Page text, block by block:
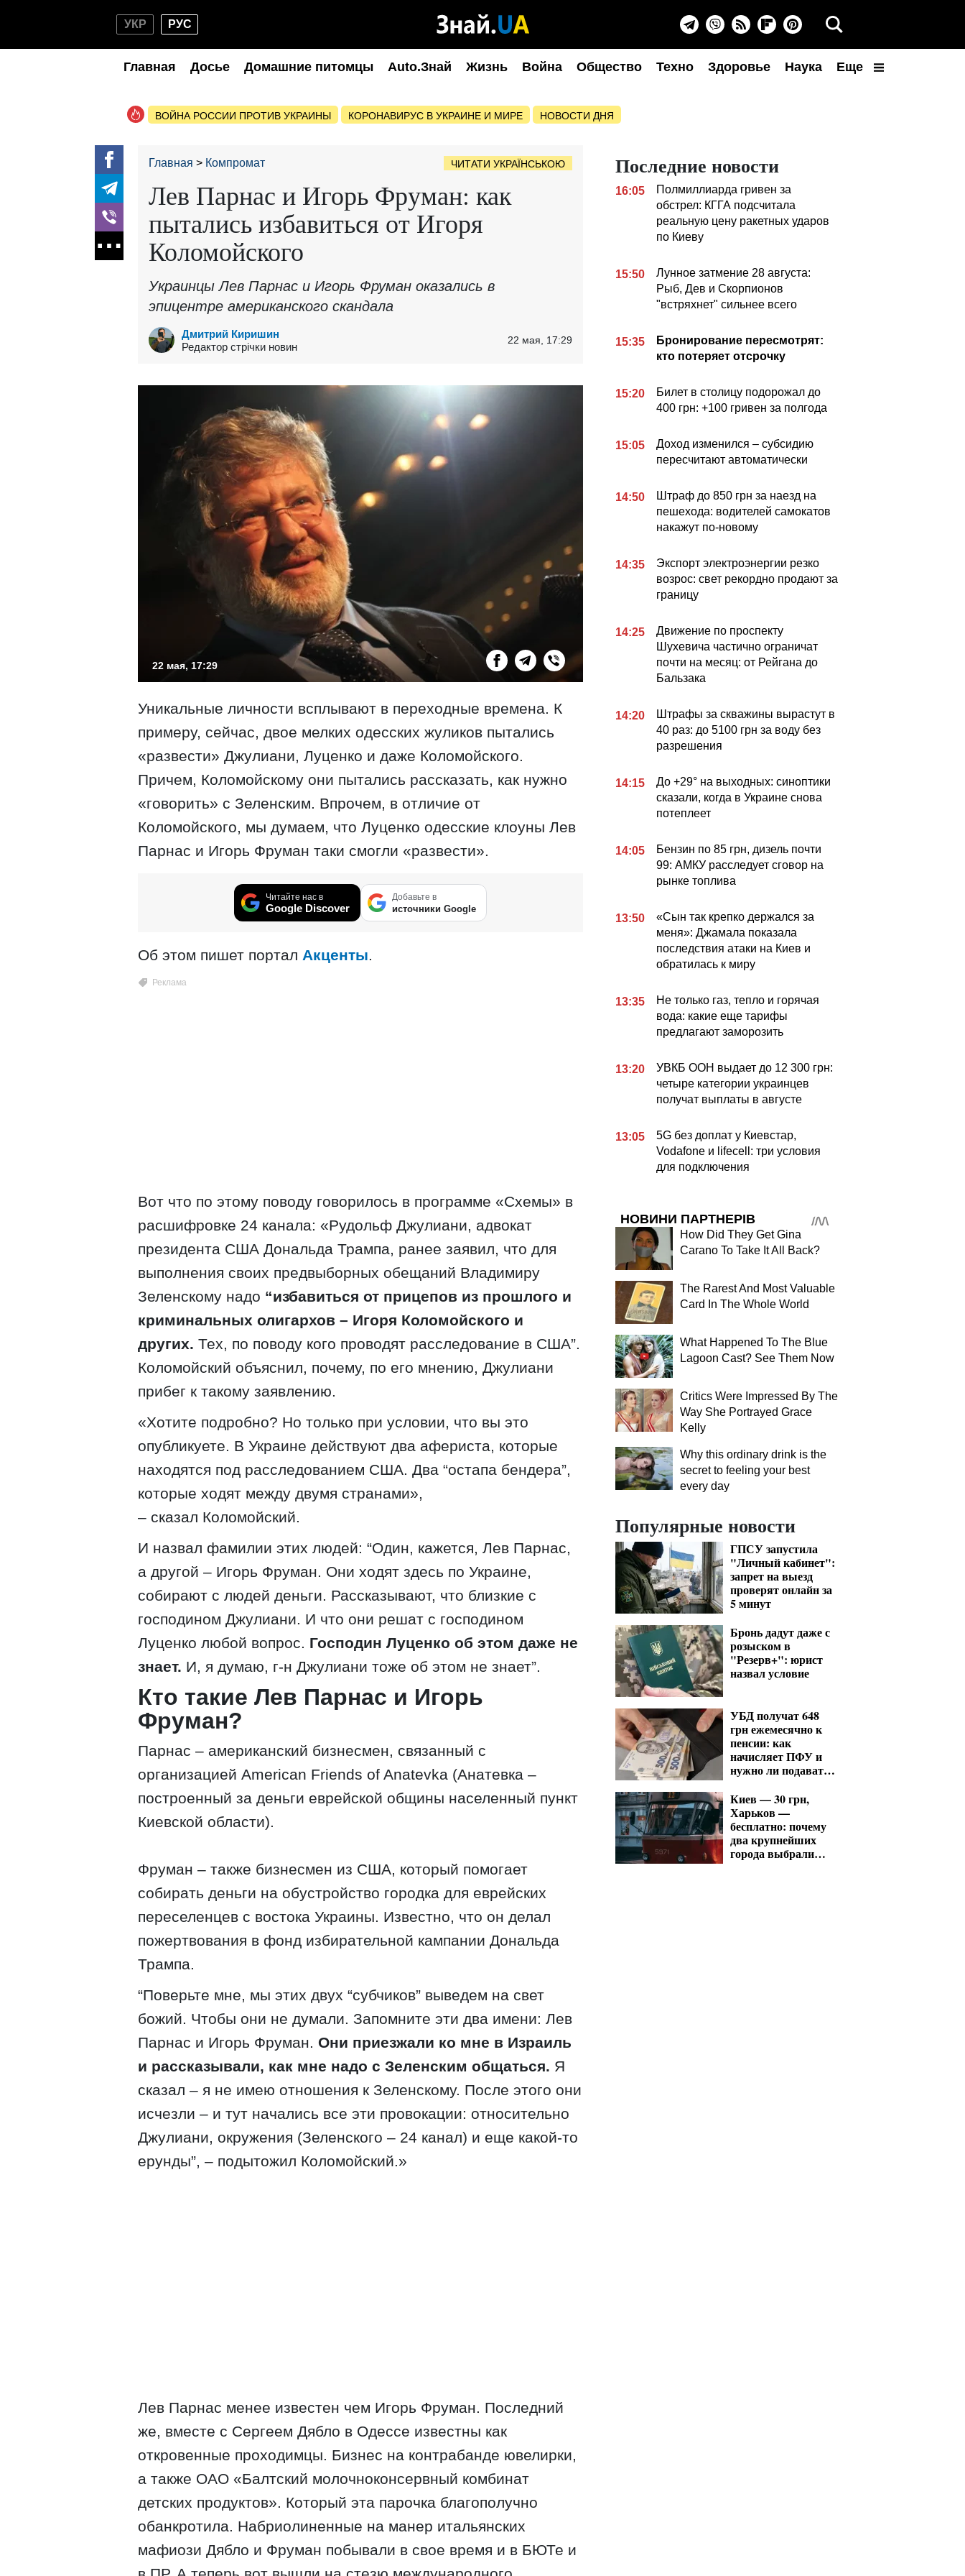
УКР РУС
Главная Досье Домашние питомцы Auto.Знай Жизнь Война Общество Техно Здоровье Наука Еще
ВОЙНА РОССИИ ПРОТИВ УКРАИНЫ КОРОНАВИРУС В УКРАИНЕ И МИРЕ НОВОСТИ ДНЯ
Главная Компромат ЧИТАТИ УКРАЇНСЬКОЮ
Лев Парнас и Игорь Фруман: как
пытались избавиться от Игоря
Коломойского
Украинцы Лев Парнас и Игорь Фруман оказались в
эпицентре американского скандала
Дмитрий Киришин
Редактор стрічки новин
22 мая, 17:29
22 мая, 17:29
Уникальные личности всплывают в переходные времена. К
примеру, сейчас, двое мелких одесских жуликов пытались
«развести» Джулиани, Луценко и даже Коломойского.
Причем, Коломойскому они пытались рассказать, как нужно
«говорить» с Зеленским. Впрочем, в отличие от
Коломойского, мы думаем, что Луценко одесские клоуны Лев
Парнас и Игорь Фруман таки смогли «развести».
Читайте нас в
Google Discover
Добавьте в
источники Google
Об этом пишет портал Акценты.
Вот что по этому поводу говорилось в программе «Схемы» в
расшифровке 24 канала: «Рудольф Джулиани, адвокат
президента США Дональда Трампа, ранее заявил, что для
выполнения своих предвыборных обещаний Владимиру
Зеленскому надо “избавиться от прицепов из прошлого и
криминальных олигархов – Игоря Коломойского и
других. Тех, по поводу кого проводят расследование в США”.
Коломойский объяснил, почему, по его мнению, Джулиани
прибег к такому заявлению.
«Хотите подробно? Но только при условии, что вы это
опубликуете. В Украине действуют два афериста, которые
находятся под расследованием США. Два “остапа бендера”,
которые ходят между двумя странами»,
– сказал Коломойский.
И назвал фамилии этих людей: “Один, кажется, Лев Парнас,
а другой – Игорь Фруман. Они ходят здесь по Украине,
собирают с людей деньги. Рассказывают, что близкие с
господином Джулиани. И что они решат с господином
Луценко любой вопрос. Господин Луценко об этом даже не
знает. И, я думаю, г-н Джулиани тоже об этом не знает”.
Кто такие Лев Парнас и Игорь
Фруман?
Парнас – американский бизнесмен, связанный с
организацией American Friends of Anatevka (Анатевка –
построенный за деньги еврейской общины населенный пункт
Киевской области).
Фруман – также бизнесмен из США, который помогает
собирать деньги на обустройство городка для еврейских
переселенцев с востока Украины. Известно, что он делал
пожертвования в фонд избирательной кампании Дональда
Трампа.
“Поверьте мне, мы этих двух “субчиков” выведем на свет
божий. Чтобы они не думали. Запомните эти два имени: Лев
Парнас и Игорь Фруман. Они приезжали ко мне в Израиль
и рассказывали, как мне надо с Зеленским общаться. Я
сказал – я не имею отношения к Зеленскому. После этого они
исчезли – и тут начались все эти провокации: относительно
Джулиани, окружения (Зеленского – 24 канал) и еще какой-то
ерунды”, – подытожил Коломойский.»
Лев Парнас менее известен чем Игорь Фруман. Последний
же, вместе с Сергеем Дябло в Одессе известны как
откровенные проходимцы. Бизнес на контрабанде ювелирки,
а также ОАО «Балтский молочноконсервный комбинат
детских продуктов». Который эта парочка благополучно
обанкротила. Набриолиненные на манер итальянских
мафиози Дябло и Фруман побывали в свое время и в БЮТе и
Последние новости
16:05
Полмиллиарда гривен за
обстрел: КГГА подсчитала
реальную цену ракетных ударов
по Киеву
15:50
Лунное затмение 28 августа:
Рыб, Дев и Скорпионов
"встряхнет" сильнее всего
15:35
Бронирование пересмотрят:
кто потеряет отсрочку
15:20
Билет в столицу подорожал до
400 грн: +100 гривен за полгода
15:05
Доход изменился – субсидию
пересчитают автоматически
14:50
Штраф до 850 грн за наезд на
пешехода: водителей самокатов
накажут по-новому
14:35
Экспорт электроэнергии резко
возрос: свет рекордно продают за
границу
14:25
Движение по проспекту
Шухевича частично ограничат
почти на месяц: от Рейгана до
Бальзака
14:20
Штрафы за скважины вырастут в
40 раз: до 5100 грн за воду без
разрешения
14:15
До +29° на выходных: синоптики
сказали, когда в Украине снова
потеплеет
14:05
Бензин по 85 грн, дизель почти
99: АМКУ расследует сговор на
рынке топлива
13:50
«Сын так крепко держался за
меня»: Джамала показала
последствия атаки на Киев и
обратилась к миру
13:35
Не только газ, тепло и горячая
вода: какие еще тарифы
предлагают заморозить
13:20
УВКБ ООН выдает до 12 300 грн:
четыре категории украинцев
получат выплаты в августе
13:05
5G без доплат у Киевстар,
Vodafone и lifecell: три условия
для подключения
НОВИНИ ПАРТНЕРІВ
How Did They Get Gina
Carano To Take It All Back?
The Rarest And Most Valuable
Card In The Whole World
What Happened To The Blue
Lagoon Cast? See Them Now
Critics Were Impressed By The
Way She Portrayed Grace
Kelly
Why this ordinary drink is the
secret to feeling your best
every day
Популярные новости
ГПСУ запустила
"Личный кабинет":
запрет на выезд
проверят онлайн за
5 минут
Бронь дадут даже с
розыском в
"Резерв+": юрист
назвал условие
УБД получат 648
грн ежемесячно к
пенсии: как
начисляет ПФУ и
нужно ли подавать
Киев — 30 грн,
Харьков —
бесплатно: почему
два крупнейших
города выбрали